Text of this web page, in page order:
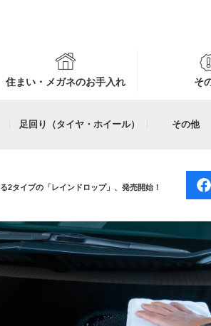
住まい・メガネのお手入れ そ
足回り（タイヤ・ホイール） その他
2タイプの「レインドロップ」、発売開始！